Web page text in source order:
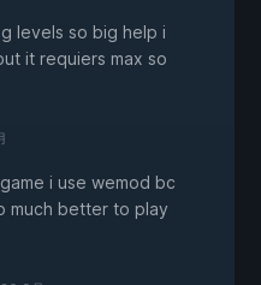
levels so big help i
it requiers max so
i use wemod bc
much better to play